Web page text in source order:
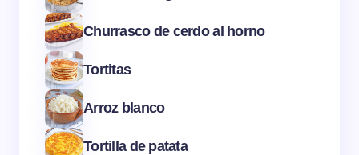
Churrasco de cerdo al horno
Tortitas
Arroz blanco
Tortilla de patata